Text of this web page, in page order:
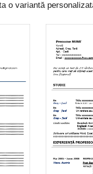
o variantă